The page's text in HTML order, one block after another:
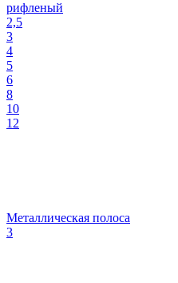
рифленый
2,5
3
4
5
6
8
10
12
Металлическая полоса
3